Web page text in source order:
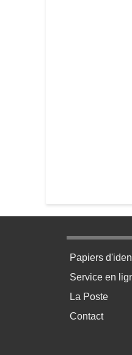
Menu
Papiers
Service en
La Poste
Contact